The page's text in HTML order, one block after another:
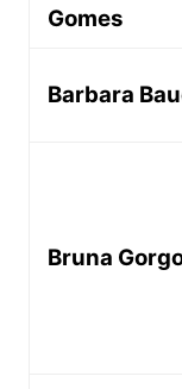
Gomes
Barbara
Bruna